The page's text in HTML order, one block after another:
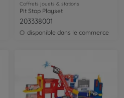
Coffrets jouets & stations
Pit Stop Playset
203338001
disponible dans le commerce